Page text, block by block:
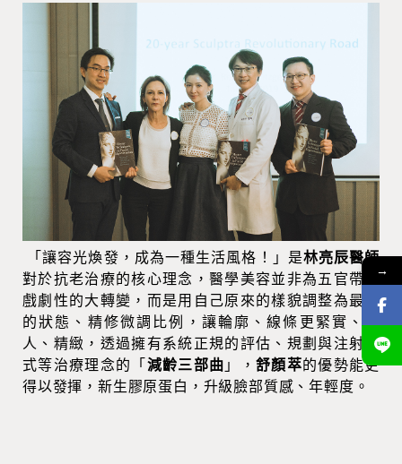
「讓容光煥發，成為一種生活風格！」是林亮辰醫師
對於抗老治療的核心理念，醫學美容並非為五官帶來
戲劇性的大轉變，而是用自己原來的樣貌調整為最好
的狀態、精修微調比例，讓輪廓、線條更緊實、迷
人、精緻，透過擁有系統正規的評估、規劃與注射方
式等治療理念的「減齡三部曲 」， 舒顏萃的優勢能更
得以發揮，新生膠原蛋白，升級臉部質感、年輕度。
→